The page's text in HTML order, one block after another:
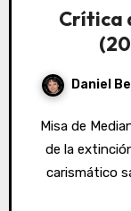
Crítica
Daniel
Misa de Medianoche sigue a una comunidad al borde
de la
carismático